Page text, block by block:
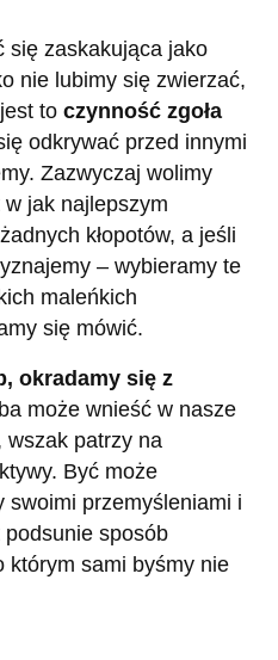
się zaskakująca jako
nie lubimy się zwierzać,
to czynność zgoła
odkrywać przed innymi
Zazwyczaj wolimy
jak najlepszym
kłopotów, a jeśli
– wybieramy te
maleńkich
się mówić.
okradamy się z
może wnieść w nasze
wszak patrzy na
Być może
swoimi przemyśleniami i
sposób
którym sami byśmy nie